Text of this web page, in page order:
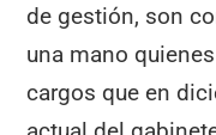
de gestión, son
una mano
cargos que en